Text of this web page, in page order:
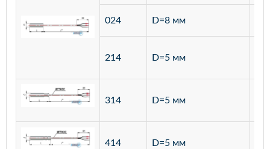
024 D=8 мм
214 D=5 мм
314 D=5 мм
414 D=5 мм